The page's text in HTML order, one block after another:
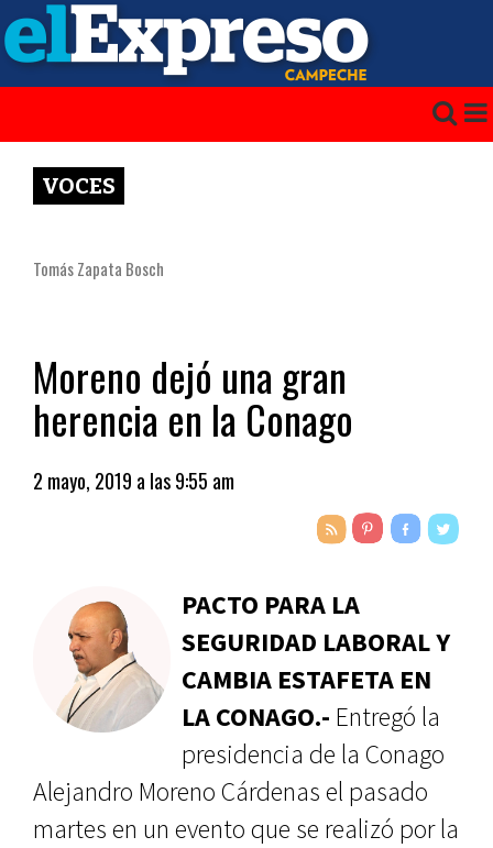
VOCES
Tomás Zapata Bosch
Moreno dejó una gran
herencia en la Conago
2 mayo, 2019 a las 9:55 am
PACTO PARA LA
SEGURIDAD LABORAL Y
CAMBIA ESTAFETA EN
LA CONAGO.- Entregó la
presidencia de la Conago
Alejandro Moreno Cárdenas el pasado
martes en un evento que se realizó por la